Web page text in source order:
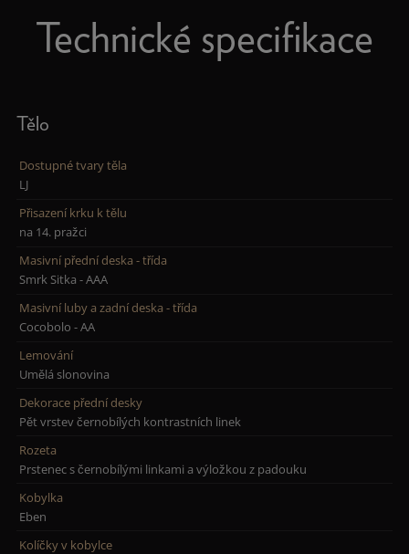
Technické specifikace
Tělo
Dostupné tvary těla
LJ
Přisazení krku k tělu
na 14. pražci
Masivní přední deska - třída
Smrk Sitka - AAA
Masivní luby a zadní deska - třída
Cocobolo - AA
Lemování
Umělá slonovina
Dekorace přední desky
Pět vrstev černobílých kontrastních linek
Rozeta
Prstenec s černobílými linkami a výložkou z padouku
Kobylka
Eben
Kolíčky v kobylce